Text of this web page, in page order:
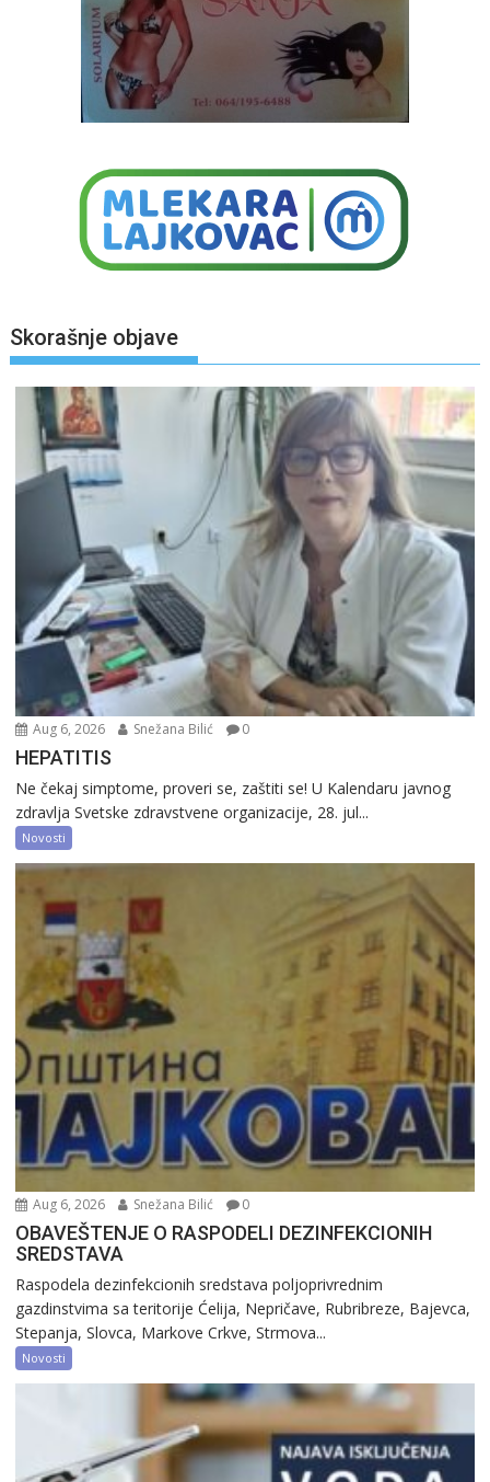
Skorašnje objave
Aug 6, 2026 Snežana Bilić 0
HEPATITIS
Ne čekaj simptome, proveri se, zaštiti se! U Kalendaru javnog
zdravlja Svetske zdravstvene organizacije, 28. jul...
Novosti
Aug 6, 2026 Snežana Bilić 0
OBAVEŠTENJE O RASPODELI DEZINFEKCIONIH
SREDSTAVA
Raspodela dezinfekcionih sredstava poljoprivrednim
gazdinstvima sa teritorije Ćelija, Nepričave, Rubribreze, Bajevca,
Stepanja, Slovca, Markove Crkve, Strmova...
Novosti